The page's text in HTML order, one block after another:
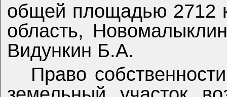
общей площадью 2712
область,
Видункин Б.А.
Право